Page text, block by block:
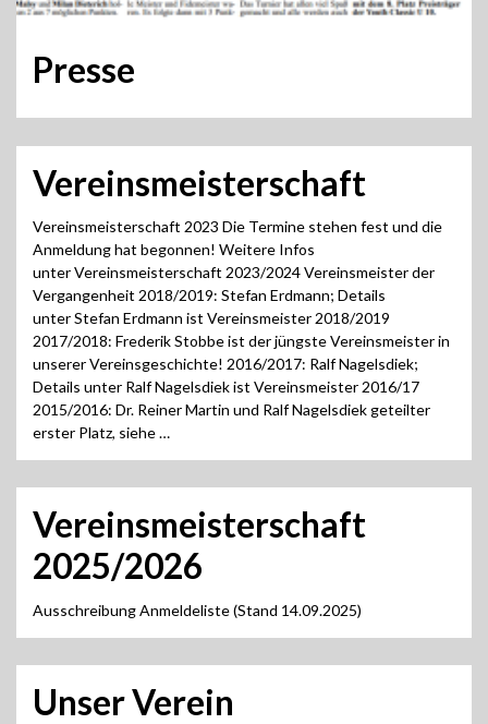
Presse
Vereinsmeisterschaft
Vereinsmeisterschaft 2023 Die Termine stehen fest und die
Anmeldung hat begonnen! Weitere Infos
unter Vereinsmeisterschaft 2023/2024 Vereinsmeister der
Vergangenheit 2018/2019: Stefan Erdmann; Details
unter Stefan Erdmann ist Vereinsmeister 2018/2019
2017/2018: Frederik Stobbe ist der jüngste Vereinsmeister in
unserer Vereinsgeschichte! 2016/2017: Ralf Nagelsdiek;
Details unter Ralf Nagelsdiek ist Vereinsmeister 2016/17
2015/2016: Dr. Reiner Martin und Ralf Nagelsdiek geteilter
erster Platz, siehe …
Vereinsmeisterschaft
2025/2026
Ausschreibung Anmeldeliste (Stand 14.09.2025)
Unser Verein